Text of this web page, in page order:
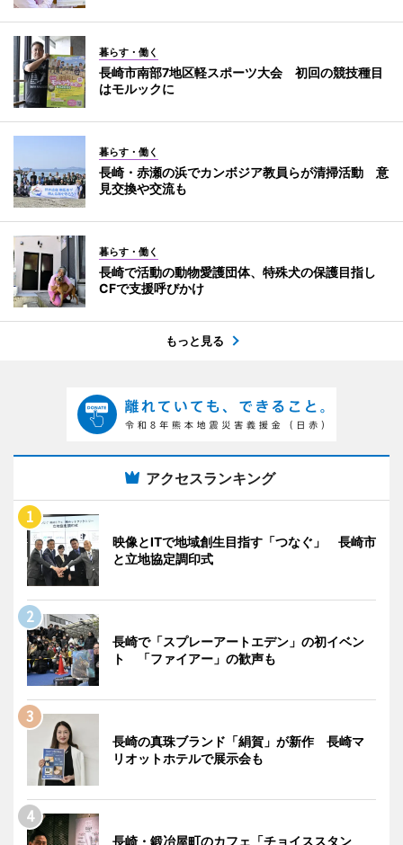
暮らす・働く
長崎市南部7地区軽スポーツ大会 初回の競技種目
はモルックに
暮らす・働く
長崎・赤瀬の浜でカンボジア教員らが清掃活動 意
見交換や交流も
暮らす・働く
長崎で活動の動物愛護団体、特殊犬の保護目指し
CFで支援呼びかけ
もっと見る
アクセスランキング
映像とITで地域創生目指す「つなぐ」 長崎市
と立地協定調印式
長崎で「スプレーアートエデン」の初イベン
ト 「ファイアー」の歓声も
長崎の真珠ブランド「絹賀」が新作 長崎マ
リオットホテルで展示会も
長崎・鍛冶屋町のカフェ「チョイススタン